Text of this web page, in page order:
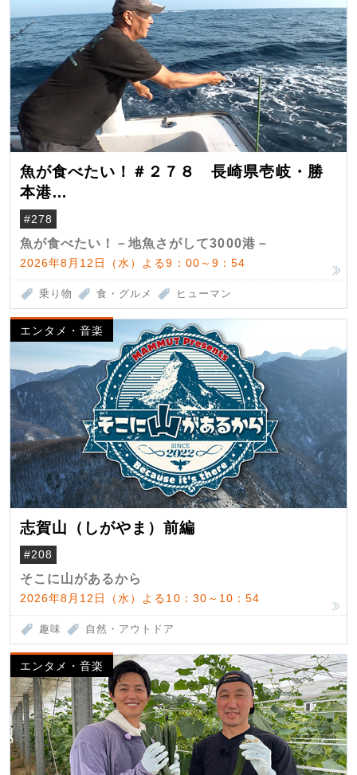
魚が食べたい！＃２７８ 長崎県壱岐・勝
本港
（クロマグロ）
#278
魚が食べたい！－地魚さがして3000港－
2026年8月12日（水）よる9：00～9：54
乗り物 食・グルメ ヒューマン
エンタメ・音楽
志賀山（しがやま）前編
#208
そこに山があるから
2026年8月12日（水）よる10：30～10：54
趣味 自然・アウトドア
エンタメ・音楽